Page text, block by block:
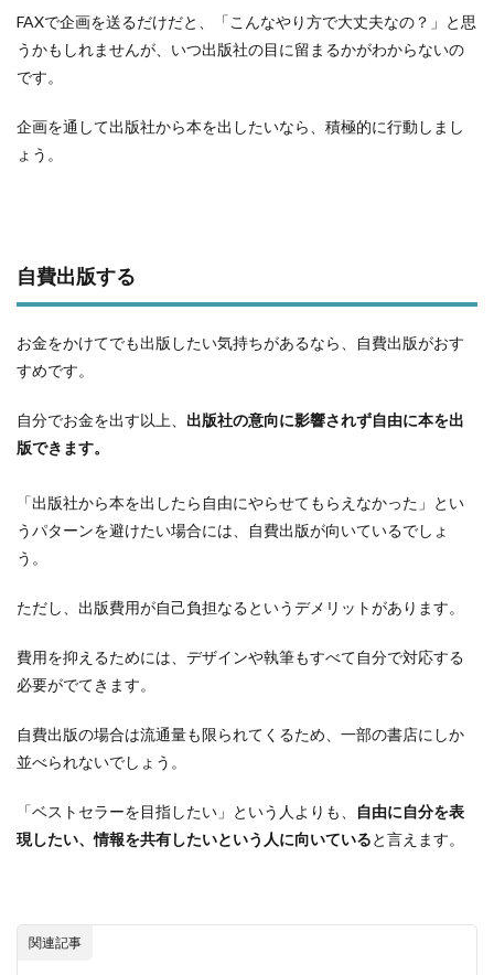
FAXで企画を送るだけだと、「こんなやり方で大丈夫なの？」と思
うかもしれませんが、いつ出版社の目に留まるかがわからないの
です。
企画を通して出版社から本を出したいなら、積極的に行動しまし
ょう。
自費出版する
お金をかけてでも出版したい気持ちがあるなら、自費出版がおす
すめです。
自分でお金を出す以上、 出版社の意向に影響されず自由に本を出
版できます。
「出版社から本を出したら自由にやらせてもらえなかった」とい
うパターンを避けたい場合には、自費出版が向いているでしょ
う。
ただし、出版費用が自己負担なるというデメリットがあります。
費用を抑えるためには、デザインや執筆もすべて自分で対応する
必要がでてきます。
自費出版の場合は流通量も限られてくるため、一部の書店にしか
並べられないでしょう。
「ベストセラーを目指したい」という人よりも、
自由に自分を表
現したい、情報を共有したいという人に向いていると言えます。
関連記事